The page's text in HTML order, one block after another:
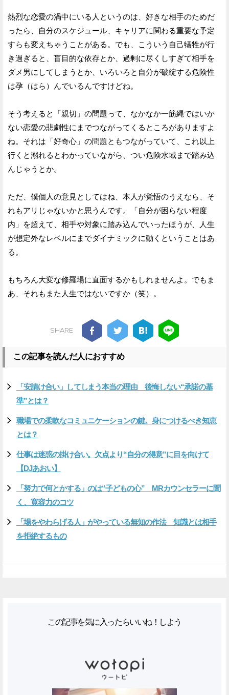
熱烈な恋愛の渦中にいる人というのは、好きな相手のためだ
ったら、自分のスケジュール、キャリアに関わる重要な予定
すらも変えちゃうことがある。でも、こういう自己犠牲が行
き過ぎると、盲目的な依存とか、過剰に尽くしすぎて相手を
ダメ男にしてしまうとか、いろいろと自分が破綻する危険性
は孕（はら）んでいるんですけどね。
そう考えると「親切」の問題って、なかなか一筋縄ではいか
ない恋愛の悲劇性にまでつながってくるところがありますよ
ね。それは「好奇心」の問題ともつながっていて、これ以上
行くと溺れるとわかっていながら、つい危険水域まで踏み込
んじゃうとか。
ただ、僕個人の意見としてはね、本人が覚悟のうえなら、そ
れもアリじゃないかと思うんです。「自分が困らない程度
内」を超えて、相手や対象に踏み込んでいったほうが、人生
が想定外なレベルにまでダイナミックに動くということはあ
る。
もちろん大変な修羅場に直面するかもしれませんよ。でもま
あ、それもまた人生ではないですか（笑）。
SHARE
この記事を読んだ人におすすめ
「安請け合い」してしまう本当の理由 後悔しない“承諾の基
準”とは？
職場での柔軟なコミュニケーションの鍵。身につけるべき知恵
とは？
仕事は迷惑の掛け合い。欠点より“自分の得意”に目を向けて
【DJあおい】
「努力で何とかする」のは“子どもの心” MRカウンセラーに聞
く、寛容力のコツ
「場をやわらげる人」がやっている無知の作法 知識とは相手
を拒絶するもの
この記事を気に入ったらいいね！しよう